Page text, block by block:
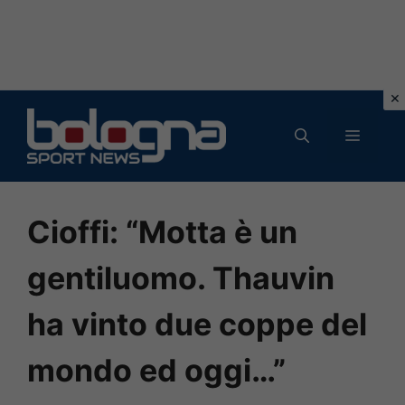
contenuto
MENU
Cioffi: “Motta è un
gentiluomo. Thauvin
ha vinto due coppe del
mondo ed oggi…”